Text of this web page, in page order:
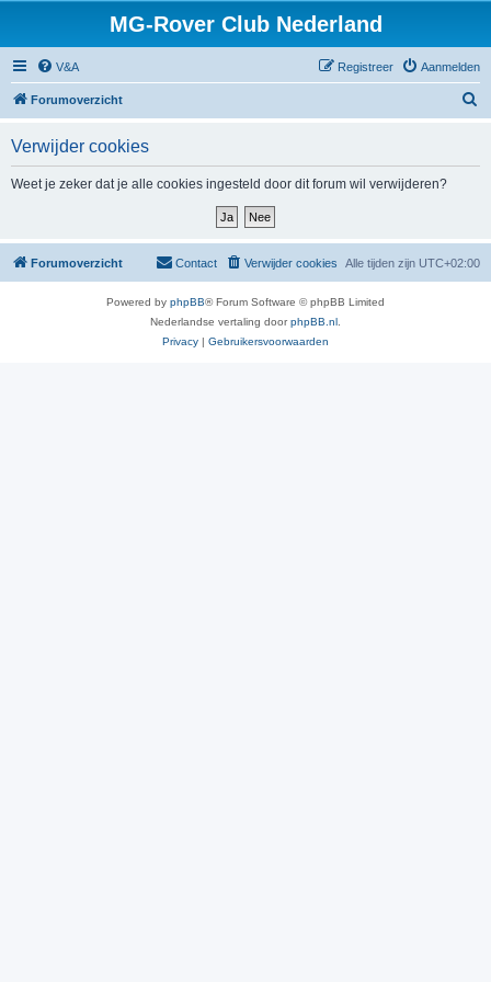
MG-Rover Club Nederland
V&A Aanmelden
Registreer
Forumoverzicht
Verwijder cookies
Weet je zeker dat je alle cookies ingesteld door dit forum wil verwijderen?
Forumoverzicht Alle tijden zijn UTC+02:00
Verwijder cookies
Contact
Powered by phpBB® Forum Software © phpBB Limited
Nederlandse vertaling doorphpBB.nl
Privacy | Gebruikersvoorwaarden